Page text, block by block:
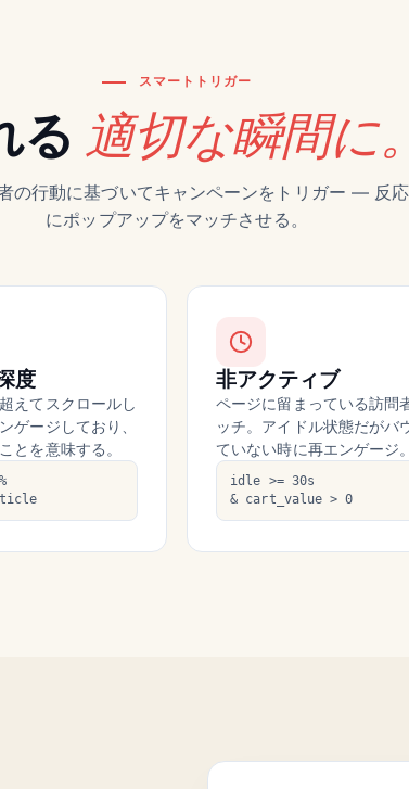
スマートトリガー
る 適切な瞬間に。
の行動に基づいてキャンペーンをトリガー — 反
にポップアップをマッチさせる。
度
えてスクロールし
ゲージしており、
とを意味する。
非アクティブ
ページに留まっている訪問
ッチ。アイドル状態だがバ
ていない時に再エンゲージ。
idle >= 30s
& cart_value > 0